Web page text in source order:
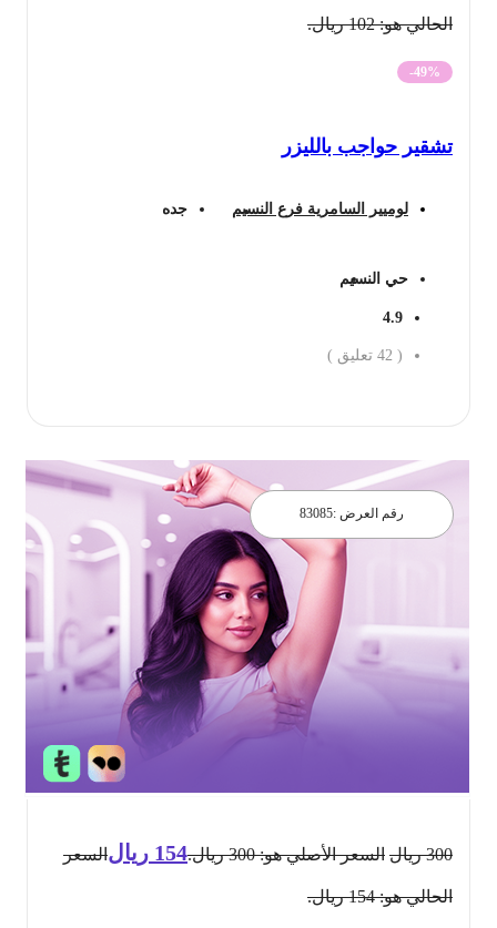
الحالي هو: 102 ريال.
-49%
تشقير حواجب بالليزر
لوميير السامرية فرع النسيم جده
حي النسيم
4.9
42 تعليق )
رقم العرض : 83085
ريال السعر الأصلي هو: 300 ريال. 154 ريالالسعر
الحالي هو: 154 ريال.